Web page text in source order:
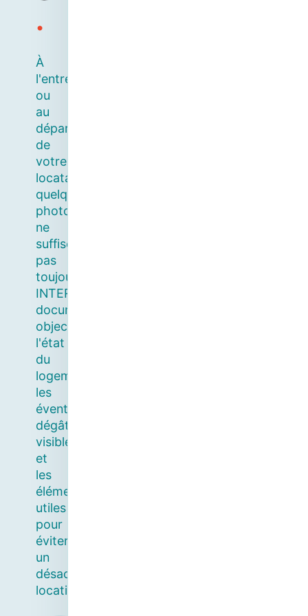
.
À
l'entrée
ou
au
départ
de
votre
locataire,
quelques
photos
ne
suffisent
pas
toujours.
INTERMEDIANCE
documente
objectivement
l'état
du
logement,
les
éventuels
dégâts
visibles
et
les
éléments
utiles
pour
éviter
un
désaccord
locatif.